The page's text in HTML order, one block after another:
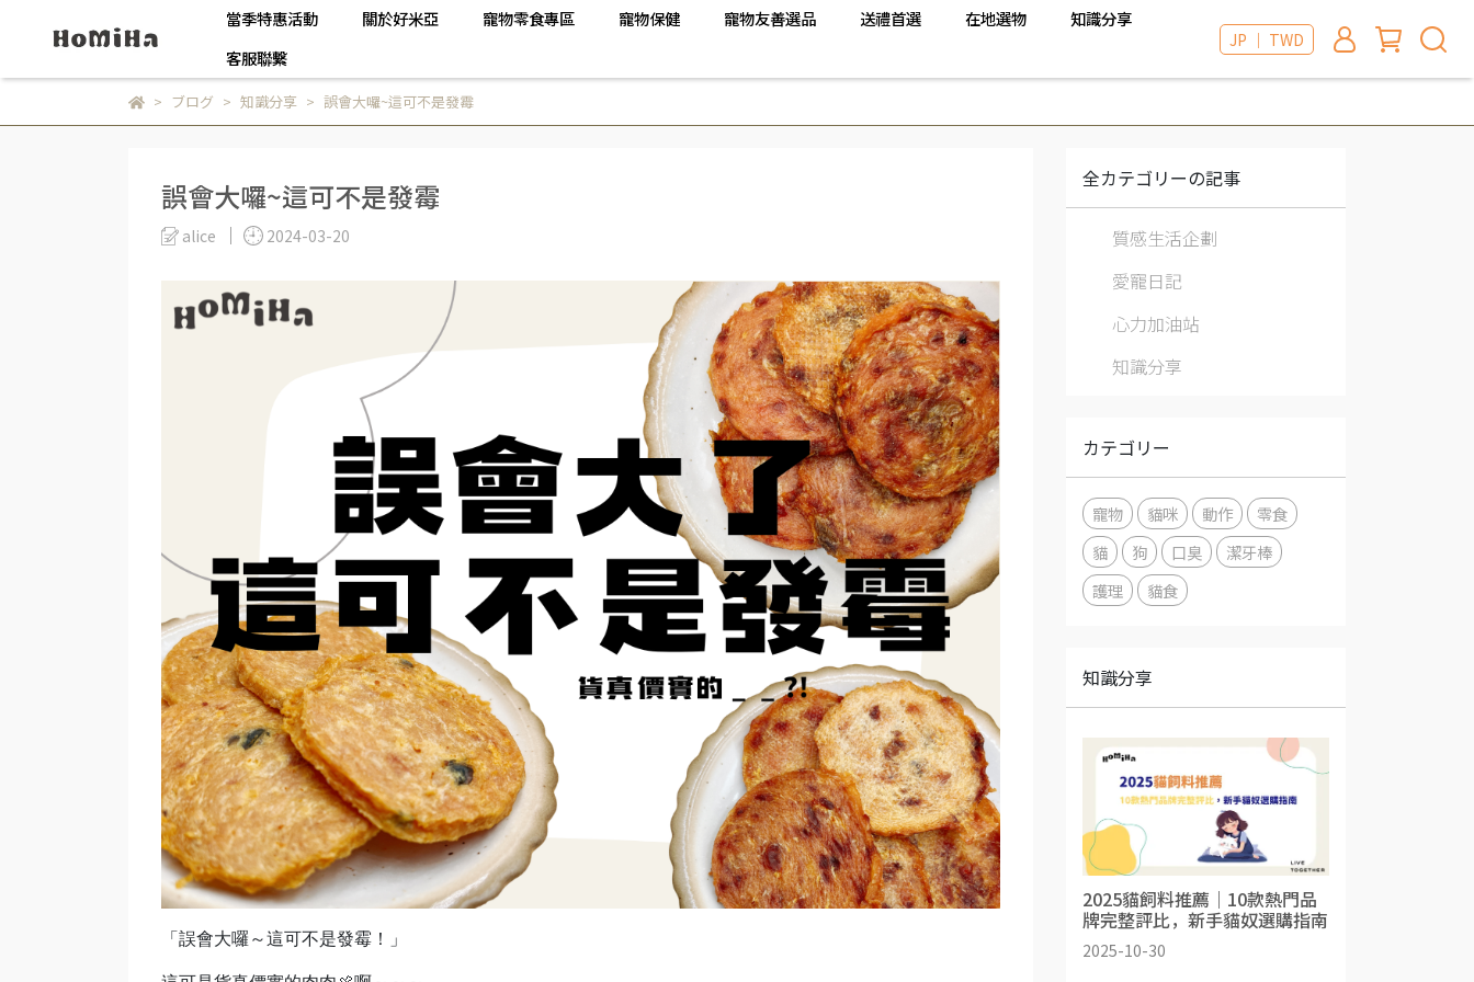
當季特惠活動 關於好米亞 寵物零食專區 寵物保健 寵物友善選品 送禮首選 在地選物
知識分享
客服聯繫
JP ｜ TWD
ブログ 知識分享 誤會大囉~這可不是發霉
誤會大囉~這可不是發霉
alice 2024-03-20
「誤會大囉～這可不是發霉！」
全カテゴリーの記事
質感生活企劃
愛寵日記
心力加油站
知識分享
カテゴリー
寵物 貓咪 動作
零食
貓
狗 口臭
潔牙棒
護理
貓食
知識分享
2025貓飼料推薦｜10款熱門品
牌完整評比，新手貓奴選購指南
2025-10-30